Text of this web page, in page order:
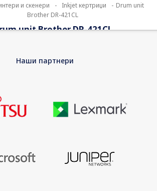
и скенери - Inkjet кертриџи - Drum unit
Brother DR-421CL
unit Brother DR-421CL
laser printer performing just as it should and
Drum kit
Наши партнери